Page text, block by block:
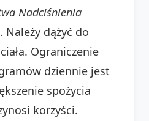
Nadciśnienia
Należy dążyć do
Ograniczenie
dziennie jest
spożycia
korzyści.